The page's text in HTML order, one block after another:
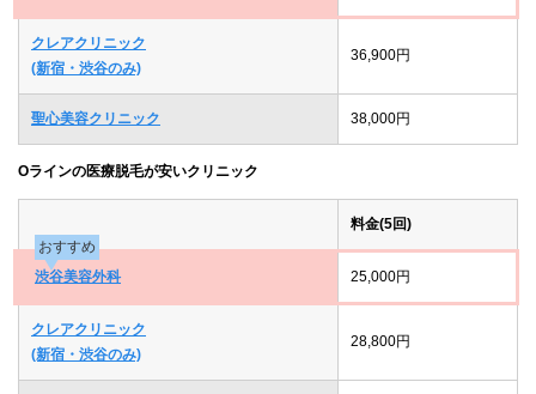
クレアクリニック
(新宿・渋谷のみ)
36,900円
聖心美容クリニック 38,000円
Oラインの医療脱毛が安いクリニック
料金(5回)
おすすめ
渋谷美容外科
25,000円
クレアクリニック
(新宿・渋谷のみ)
28,800円